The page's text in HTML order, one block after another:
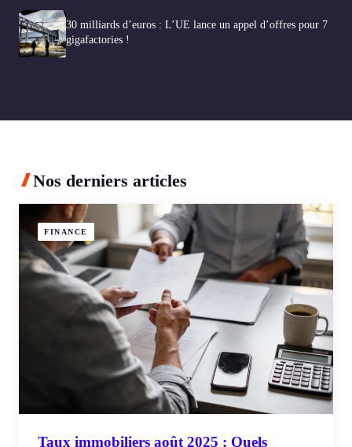
30 milliards d’euros : L’UE lance un appel d’offres pour 7
gigafactories !
Nos derniers articles
FINANCE
Taux immobiliers août 2025 : Quels